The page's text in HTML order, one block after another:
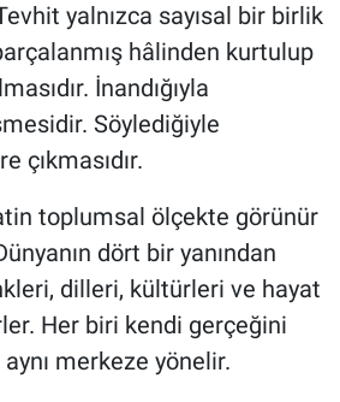
yalnızca sayısal bir birlik
hâlinden kurtulup
İnandığıyla
Söylediğiyle
çıkmasıdır.
toplumsal ölçekte görünür
dört bir yanından
dilleri, kültürleri ve hayat
Her biri kendi gerçeğini
merkeze yönelir.